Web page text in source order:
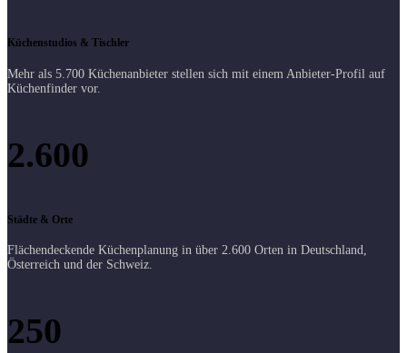
Küchenstudios & Tischler
Mehr als 5.700 Küchenanbieter stellen sich mit einem Anbieter-Profil auf
Küchenfinder vor.
2.600
Städte & Orte
Flächendeckende Küchenplanung in über 2.600 Orten in Deutschland,
Österreich und der Schweiz.
250